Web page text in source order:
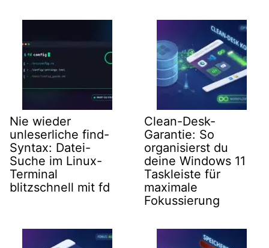
Nie wieder
unleserliche find-
Syntax: Datei-
Suche im Linux-
Terminal
blitzschnell mit fd
Clean-Desk-
Garantie: So
organisierst du
deine Windows 11
Taskleiste für
maximale
Fokussierung